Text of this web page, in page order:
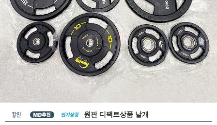
원판 디팩트상품 낱개